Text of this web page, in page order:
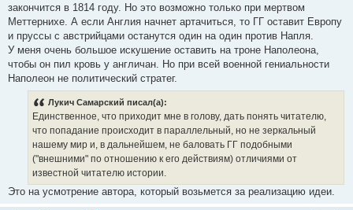
закончится в 1814 году. Но это возможно только при мертвом
Меттернихе. А если Англия начнет артачиться, то ГГ оставит Европу
и пруссы с австрийцами останутся один на один против Напля.
У меня очень большое искушение оставить на троне Наполеона,
чтобы он пил кровь у англичан. Но при всей военной гениальности
Наполеон не политический стратег.
Лукич Самарский писал(а):
Единственное, что приходит мне в голову, дать понять читателю,
что попадание происходит в параллельный, но не зеркальный
нашему мир и, в дальнейшем, не баловать ГГ подобными
("внешними" по отношению к его действиям) отличиями от
известной читателю истории.
Это на усмотрение автора, который возьмется за реализацию идеи.